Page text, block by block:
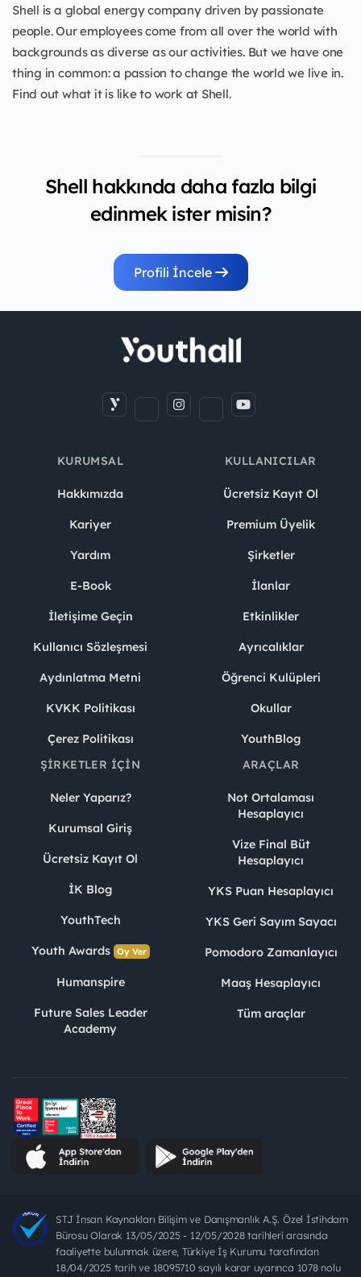
Shell is a global energy company driven by passionate
people. Our employees come from all over the world with
backgrounds as diverse as our activities. But we have one
thing in common: a passion to change the world we live in.
Find out what it is like to work at Shell.
Shell hakkında daha fazla bilgi
edinmek ister misin?
Profili İncele
KURUMSAL
Hakkımızda
Kariyer
Yardım
E-Book
İletişime Geçin
Kullanıcı Sözleşmesi
Aydınlatma Metni
KVKK Politikası
Çerez Politikası
KULLANICILAR
Ücretsiz Kayıt Ol
Premium Üyelik
Şirketler
İlanlar
Etkinlikler
Ayrıcalıklar
Öğrenci Kulüpleri
Okullar
YouthBlog
ŞIRKETLER İÇIN
Neler Yaparız?
Kurumsal Giriş
Ücretsiz Kayıt Ol
İK Blog
YouthTech
Youth Awards Oy Ver
Humanspire
Future Sales Leader
Academy
ARAÇLAR
Not Ortalaması
Hesaplayıcı
Vize Final Büt
Hesaplayıcı
YKS Puan Hesaplayıcı
YKS Geri Sayım Sayacı
Pomodoro Zamanlayıcı
Maaş Hesaplayıcı
Tüm araçlar
STJ İnsan Kaynakları Bilişim ve Danışmanlık A.Ş. Özel İstihdam
Bürosu Olarak 13/05/2025 - 12/05/2028 tarihleri arasında
faaliyette bulunmak üzere, Türkiye İş Kurumu tarafından
18/04/2025 tarih ve 18095710 sayılı karar uyarınca 1078 nolu